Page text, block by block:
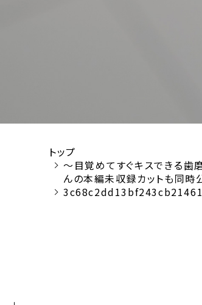
トップ
～目覚めてすぐキスできる歯
んの本編未収録カットも同